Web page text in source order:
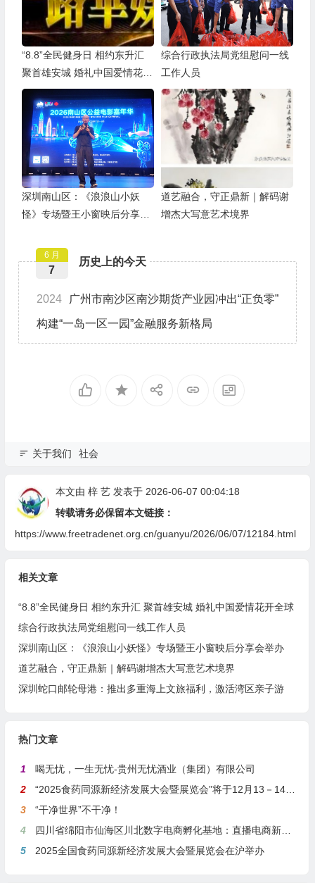
“8.8”全民健身日 相约东升汇
聚首雄安城 婚礼中国爱情花开
全球
综合行政执法局党组慰问一线
工作人员
深圳南山区：《浪浪山小妖
怪》专场暨王小窗映后分享会
道艺融合，守正鼎新｜解码谢
增杰大写意艺术境界
历史上的今天
6 月
7
2024 广州市南沙区南沙期货产业园冲出“正负零”
构建“一岛一区一园”金融服务新格局
关于我们 社会
本文由 梓 艺发表于 2026-06-07 00:04:18
转载请务必保留本文链接：
https://www.freetradenet.org.cn/guanyu/2026/06/07/12184.html
相关文章
“8.8”全民健身日 相约东升汇 聚首雄安城 婚礼中国爱情花开全球
综合行政执法局党组慰问一线工作人员
深圳南山区：《浪浪山小妖怪》专场暨王小窗映后分享会举办
道艺融合，守正鼎新｜解码谢增杰大写意艺术境界
深圳蛇口邮轮母港：推出多重海上文旅福利，激活湾区亲子游
热门文章
1
喝无忧，一生无忧-贵州无忧酒业（集团）有限公司
2
“2025食药同源新经济发展大会暨展览会”将于12月13－14日在沪举行
3
“干净世界”不干净！
4
四川省绵阳市仙海区川北数字电商孵化基地：直播电商新引擎，预计年产值达5亿
5
2025全国食药同源新经济发展大会暨展览会在沪举办